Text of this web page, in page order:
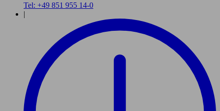
Tel: +49 851 955 14-0
|